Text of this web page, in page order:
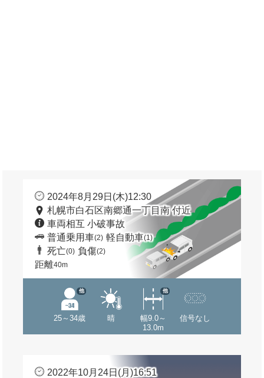
2024年8月29日(木)12:30
札幌市白石区南郷通一丁目南 付近
車両相互 小破事故
普通乗用車(2) 軽自動車(1)
死亡(0) 負傷(2)
距離40m
25～34歳
他
晴
幅9.0～
13.0m
他
信号なし
2022年10月24日(月)16:51